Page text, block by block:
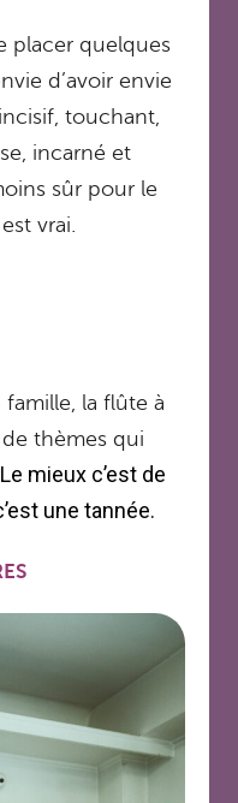
placer quelques
d’avoir envie
touchant,
incarné et
sûr pour le
vrai.
famille, la flûte à
thèmes qui
Le mieux c’est de
une tannée.